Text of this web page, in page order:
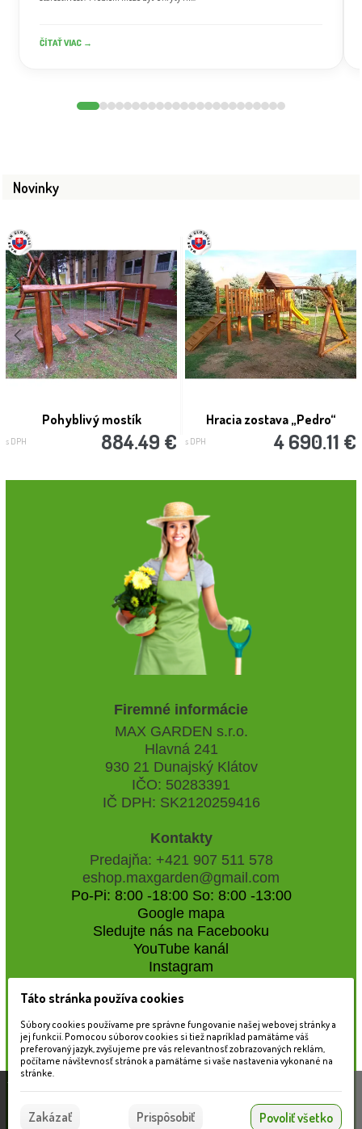
ČÍTAŤ VIAC →
Novinky
Pohyblivý mostík
s DPH 884.49 €
Hracia zostava „Pedro“
s DPH 4 690.11 €
Firemné informácie
MAX GARDEN s.r.o.
Hlavná 241
930 21 Dunajský Klátov
IČO: 50283391
IČ DPH: SK2120259416
Kontakty
Predajňa: +421 907 511 578
eshop.maxgarden@gmail.com
Po-Pi: 8:00 -18:00 So: 8:00 -13:00
Google mapa
Sledujte nás na Facebooku
YouTube kanál
Instagram
Naše záhradné centrum
Táto stránka používa súbory cookies, ktoré nám
pomáhajú poskytovať služby. Používaním našich
služieb vyjadrujete súhlas s používaním súborov
Súhlasím
Táto stránka používa cookies
Súbory cookies používame pre správne fungovanie našej webovej stránky a
jej funkcií. Pomocou súborov cookies si tiež napríklad pamätáme váš
preferovaný jazyk, zvyšujeme pre vás relevantnosť zobrazovaných reklám,
počítame návštevnosť stránok a pamätáme si vaše nastavenia vykonané na
stránke.
Zakázať Prispôsobiť Povoliť všetko